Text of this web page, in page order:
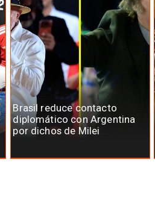
Brasil reduce contacto
diplomático con Argentina
por dichos de Milei